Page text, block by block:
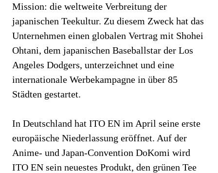
Mission: die weltweite Verbreitung der
japanischen Teekultur. Zu diesem Zweck hat das
Unternehmen einen globalen Vertrag mit Shohei
Ohtani, dem japanischen Baseballstar der Los
Angeles Dodgers, unterzeichnet und eine
internationale Werbekampagne in über 85
Städten gestartet.
In Deutschland hat ITO EN im April seine erste
europäische Niederlassung eröffnet. Auf der
Anime- und Japan-Convention DoKomi wird
ITO EN sein neuestes Produkt, den grünen Tee